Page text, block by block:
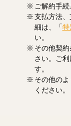
ご解約手
支払方法
細は、「特
い。
その他契
さい。ご
す。
その他のよ
ください。